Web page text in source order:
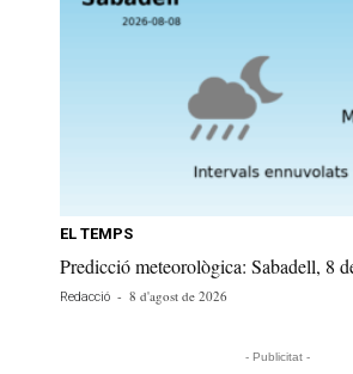
EL TEMPS
Predicció meteorològica: Sabadell, 8
Redacció - 8 d'agost de 2026
- Publicitat -